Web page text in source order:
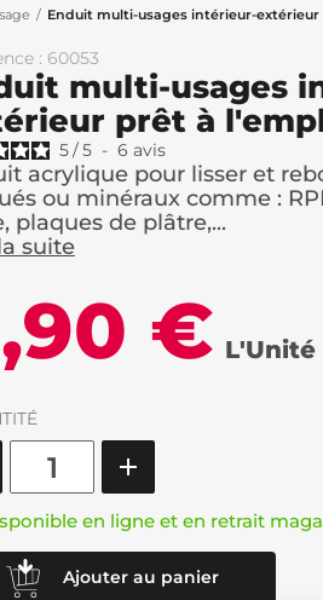
Enduit multi-usages intérieur-extérieur
: 60053
multi-usages
prêt à
5/5 - 6 avis
acrylique pour lisser et
ou minéraux comme :
plaques de plâtre,...
suite
€ L'Unité
en ligne et en retrait
Ajouter au panier